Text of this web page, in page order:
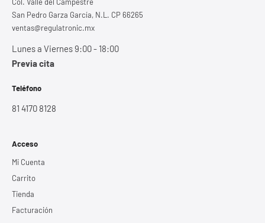
San Pedro Garza García, N.L. CP 66265
ventas@regulatronic.mx
Lunes a Viernes 9:00 - 18:00
Previa cita
Teléfono
81 4170 8128
Acceso
Mi Cuenta
Carrito
Tienda
Facturación